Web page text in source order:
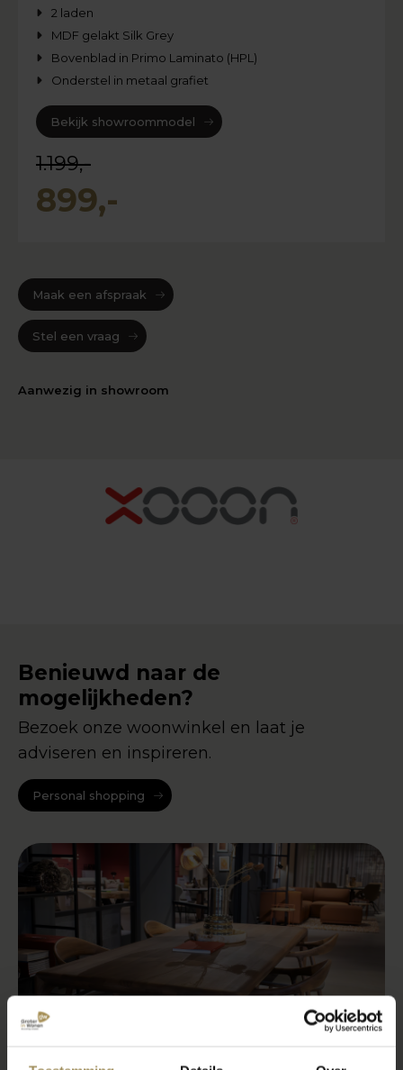
2 laden
MDF gelakt Silk Grey
Bovenblad in Primo Laminato (HPL)
Onderstel in metaal grafiet
Bekijk showroommodel
1.199,-
899,-
Maak een afspraak
Stel een vraag
Aanwezig in showroom
Benieuwd naar de
mogelijkheden?
Bezoek onze woonwinkel en laat je
adviseren en inspireren.
Personal shopping